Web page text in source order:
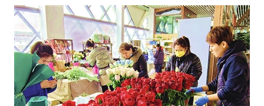
榜样人物
+
身边好人
文明评论
北京宣传文化引导基金